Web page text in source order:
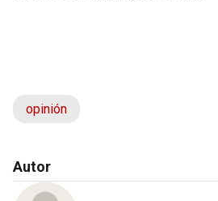
opinión
Autor